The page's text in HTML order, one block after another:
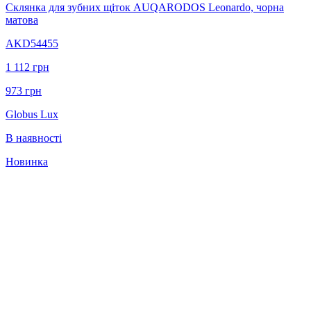
Склянка для зубних щіток AUQARODOS Leonardo, чорна
матова
AKD54455
1 112 грн
973 грн
Globus Lux
В наявності
Новинка